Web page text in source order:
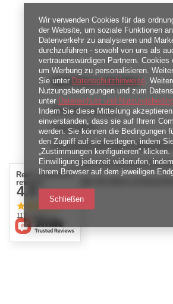
BESTELLUNGEN
Bestellungsstatus
Track-Paket
Ich möchte die Ware
Ich möchte vom Vertrag
Kontakt
Real customers
reviews
4.9
117 reviews
Wir verwenden Cookies für das
der Website, um soziale Funktionen
Datenverkehr zu analysieren und
durchzuführen - sowohl von uns als
vertrauenswürdigen Partnern. Cookies
um Werbung zu personalisieren.
Sie unter Datenschutzhinweise.
Nutzungsbedingungen und zum
unter Datenschutz und
Indem Sie diese Mitteilung
einverstanden, dass sie auf Ihrem
werden. Sie können die Bedingungen
den Zugriff auf sie festlegen, indem
„Zustimmungen konfigurieren“
Einwilligung jederzeit widerrufen,
Ihrem Browser auf dem jeweiligen
Schließen